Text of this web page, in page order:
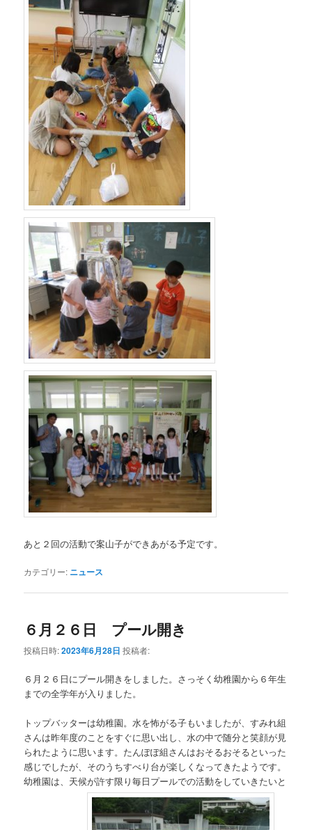
あと２回の活動で案山子ができあがる予定です。
カテゴリー: ニュース
６月２６日 プール開き
投稿日時:2023年6月28日 投稿者:
６月２６日にプール開きをしました。さっそく幼稚園から６年生
までの全学年が入りました。
トップバッターは幼稚園。水を怖がる子もいましたが、すみれ組
さんは昨年度のことをすぐに思い出し、水の中で随分と笑顔が見
られたように思います。たんぽぽ組さんはおそるおそるといった
感じでしたが、そのうちすべり台が楽しくなってきたようです。
幼稚園は、天候が許す限り毎日プールでの活動をしていきたいと